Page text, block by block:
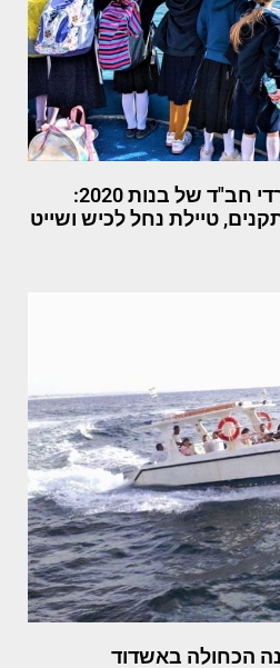
טיול שנתי בית ספר חרדי חב"ד של בנות 2020:
טיילת נחל לכיש ושייט
הכחולה באשדוד